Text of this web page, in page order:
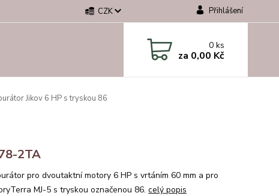
CZK Přihlášení
0ks
za 0,00 Kč
Jikov 6 HP s tryskou 86
2TA
pro dvoutaktní motory 6 HP s vrtáním 60 mm a pro
MJ-5 s tryskou označenou 86. celý popis